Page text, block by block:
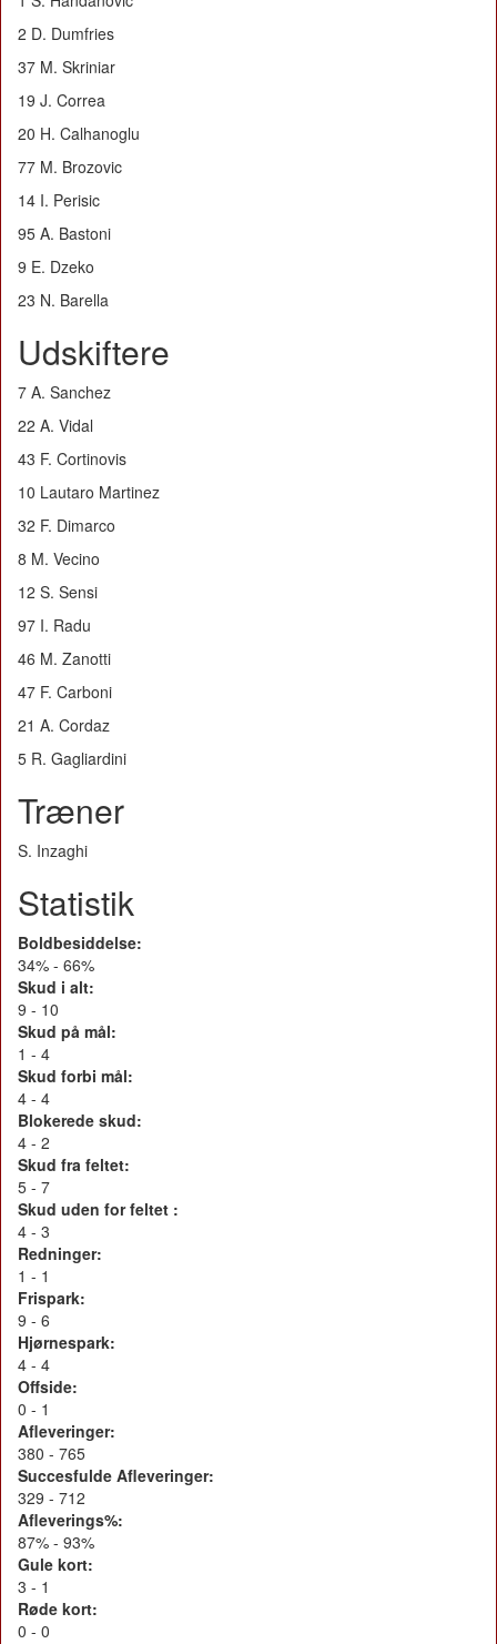
2 D. Dumfries
37 M. Skriniar
19 J. Correa
20 H. Calhanoglu
77 M. Brozovic
14 I. Perisic
95 A. Bastoni
9 E. Dzeko
23 N. Barella
Udskiftere
7 A. Sanchez
22 A. Vidal
43 F. Cortinovis
10 Lautaro Martinez
32 F. Dimarco
8 M. Vecino
12 S. Sensi
97 I. Radu
46 M. Zanotti
47 F. Carboni
21 A. Cordaz
5 R. Gagliardini
Træner
S. Inzaghi
Statistik
Boldbesiddelse:
34% - 66%
Skud i alt:
9 - 10
Skud på mål:
1 - 4
Skud forbi mål:
4 - 4
Blokerede skud:
4 - 2
Skud fra feltet:
5 - 7
Skud uden for feltet :
4 - 3
Redninger:
1 - 1
Frispark:
9 - 6
Hjørnespark:
4 - 4
Offside:
0 - 1
Afleveringer:
380 - 765
Succesfulde Afleveringer:
329 - 712
Afleverings%:
87% - 93%
Gule kort:
3 - 1
Røde kort:
0 - 0